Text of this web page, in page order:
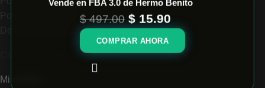
Devolución de Productos y Reembolsos
CUENTAS DE USUARIO
Mi cuenta
Vende en FBA 3.0 de Hermo Benito
$497.00 $15.90
COMPRAR AHORA